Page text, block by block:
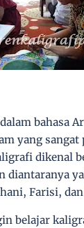
bahasa
yang sangat
dikenal
diantaranya
Farisi,
belajar